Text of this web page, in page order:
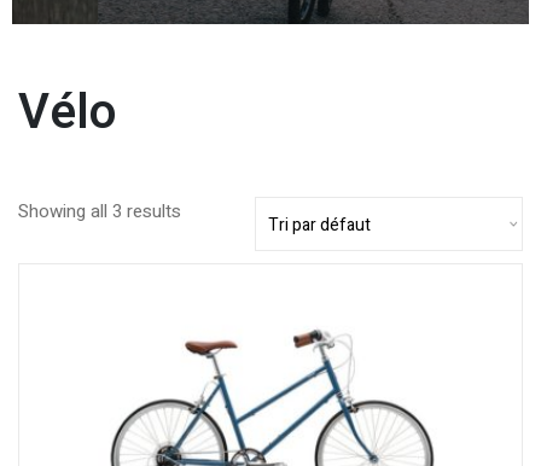
Vélo
Showing all 3 results